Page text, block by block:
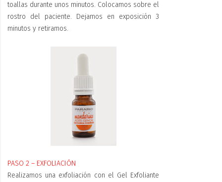
toallas durante unos minutos. Colocamos sobre el
rostro del paciente. Dejamos en exposición 3
minutos y retiramos.
PASO 2 – EXFOLIACIÓN
Realizamos una exfoliación con el Gel Exfoliante